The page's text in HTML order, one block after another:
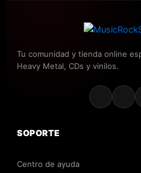
🎤
ESTILO MUSICAL
melódico, AOR y hard rock
de:
Tu comunidad y tienda online
Heavy Metal, CDs y vinilos.
SOPORTE
Centro de ayuda